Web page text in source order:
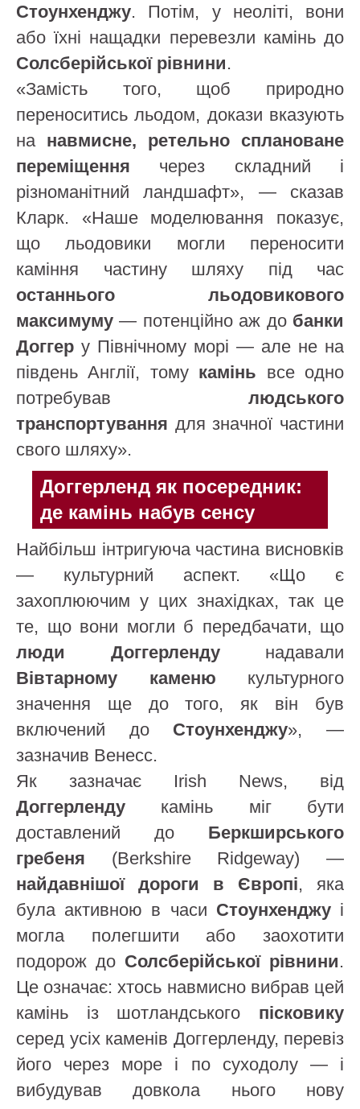
Стоунхенджу. Потім, у неоліті, вони
або їхні нащадки перевезли камінь до
Солсберійської рівнини.
«Замість того, щоб природно
переноситись льодом, докази вказують
на навмисне, ретельно сплановане
переміщення через складний і
різноманітний ландшафт», — сказав
Кларк. «Наше моделювання показує,
що льодовики могли переносити
каміння частину шляху під час
останнього льодовикового
максимуму — потенційно аж до банки
Доггер у Північному морі — але не на
південь Англії, тому камінь все одно
потребував людського
транспортування для значної частини
свого шляху».
Доггерленд як посередник:
де камінь набув сенсу
Найбільш інтригуюча частина висновків
— культурний аспект. «Що є
захоплюючим у цих знахідках, так це
те, що вони могли б передбачати, що
люди Доггерлендунадавали
Вівтарному каменю культурного
значення ще до того, як він був
включений до Стоунхенджу», —
зазначив Венесс.
Як зазначає Irish News, від
Доггерленду камінь міг бути
доставлений до Беркширського
гребеня (Berkshire Ridgeway) —
найдавнішої дороги в Європі, яка
була активною в часи Стоунхенджуі
могла полегшити або заохотити
подорож до Солсберійської рівнини.
Це означає: хтось навмисно вибрав цей
камінь із шотландського пісковику
серед усіх каменів Доггерленду, перевіз
його через море і по суходолу — і
вибудував довкола нього нову